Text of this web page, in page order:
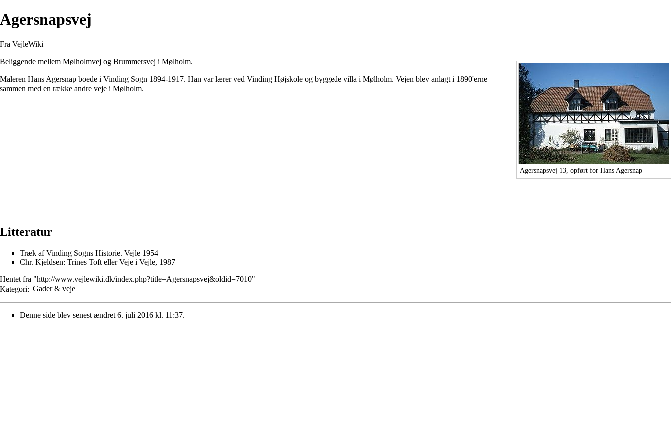
Agersnapsvej
Fra VejleWiki
Agersnapsvej 13, opført for Hans Agersnap
Beliggende mellem Mølholmvej og Brummersvej i Mølholm.
Maleren Hans Agersnap boede i Vinding Sogn 1894-1917. Han var lærer ved Vinding Højskole og byggede villa i Mølholm. Vejen blev anlagt i 1890'erne
sammen med en række andre veje i Mølholm.
Litteratur
Træk af Vinding Sogns Historie. Vejle 1954
Chr. Kjeldsen: Trines Toft eller Veje i Vejle, 1987
Hentet fra "http://www.vejlewiki.dk/index.php?title=Agersnapsvej&oldid=7010"
Kategori: Gader & veje
Denne side blev senest ændret 6. juli 2016 kl. 11:37.